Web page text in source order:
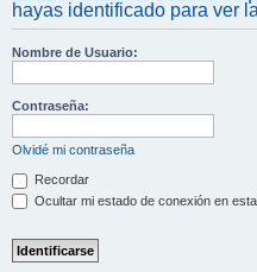
hayas identificado para ver
Nombre de Usuario:
Contraseña:
Olvidé mi contraseña
Recordar
Ocultar mi estado de conexión en